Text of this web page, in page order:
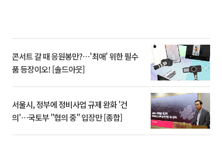
콘서트 갈 때 응원봉만?⋯'최애' 위한 필수
품 등장이오! [솔드아웃]
서울시, 정부에 정비사업 규제 완화 '건
의'⋯국토부 "협의 중" 입장만 [종합]